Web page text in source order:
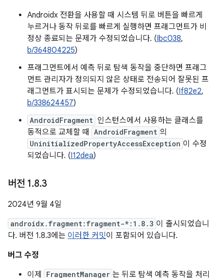
Androidx 전환을 사용할 때 시스템 뒤로 버튼을 빠르게
누르거나 동작 뒤로를 빠르게 실행하면 프래그먼트가 비
정상 종료되는 문제가 수정되었습니다. (Ibc038,
b/364804225)
프래그먼트에서 예측 뒤로 탐색 동작을 중단하면 프래그
먼트 관리자가 정의되지 않은 상태로 전송되어 잘못된 프
래그먼트가 표시되는 문제가 수정되었습니다. (If82e2,
b/338624457)
AndroidFragment 인스턴스에서 사용하는 클래스를
동적으로 교체할 때
AndroidFragment 의
UninitializedPropertyAccessException 이 수정
되었습니다. (I12dea)
버전 1.8.3
2024년 9월 4일
androidx.fragment:fragment-*:1.8.3 이 출시되었습니
다. 버전 1.8.3에는 이러한 커밋이 포함되어 있습니다.
버그 수정
이제
FragmentManager 는 뒤로 탐색 예측 동작을 처리